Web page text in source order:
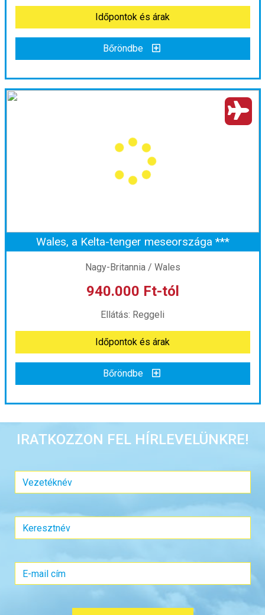
Időpontok és árak
Bőröndbe
Időpontok és árak
Bőröndbe
Az ír sziget meghódítása
Város:Dublin
Utazás módja:
Repülővel
Félpanzió
Szálláskategória:Program szerint
2 ágyas szoba
Időpont: 2026-09-20 | 7 éj
már 918.000 Ft-tól
Időpontok és árak
Bőröndbe
Wales, a Kelta-tenger meseországa ***
Nagy-Britannia / Wales
940.000 Ft-tól
Ellátás: Reggeli
Időpontok és árak
Bőröndbe
Város:Cardiff
Kétágyas (két különálló ágyas) szoba
Időtartam:7 éj
IRATKOZZON FEL HÍRLEVELÜNKRE!